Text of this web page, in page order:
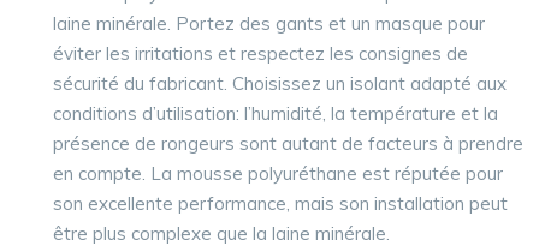
laine minérale. Portez des gants et un masque pour
éviter les irritations et respectez les consignes de
sécurité du fabricant. Choisissez un isolant adapté aux
conditions d’utilisation: l’humidité, la température et la
présence de rongeurs sont autant de facteurs à prendre
en compte. La mousse polyuréthane est réputée pour
son excellente performance, mais son installation peut
être plus complexe que la laine minérale.